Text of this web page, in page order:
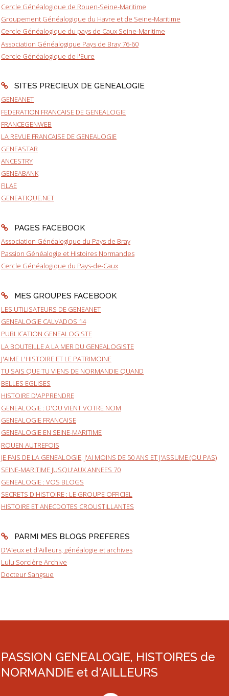
Cercle Généalogique de Rouen-Seine-Maritime
Groupement Généalogique du Havre et de Seine-Maritime
Cercle Généalogique du pays de Caux Seine-Maritime
Association Généalogique Pays de Bray 76-60
Cercle Généalogique de l'Eure
SITES PRECIEUX DE GENEALOGIE
GENEANET
FEDERATION FRANCAISE DE GENEALOGIE
FRANCEGENWEB
LA REVUE FRANCAISE DE GENEALOGIE
GENEASTAR
ANCESTRY
GENEABANK
FILAE
GENEATIQUE.NET
PAGES FACEBOOK
Association Généalogique du Pays de Bray
Passion Généalogie et Histoires Normandes
Cercle Généalogique du Pays-de-Caux
MES GROUPES FACEBOOK
LES UTILISATEURS DE GENEANET
GENEALOGIE CALVADOS 14
PUBLICATION GENEALOGISTE
LA BOUTEILLE A LA MER DU GENEALOGISTE
J'AIME L'HISTOIRE ET LE PATRIMOINE
TU SAIS QUE TU VIENS DE NORMANDIE QUAND
BELLES EGLISES
HISTOIRE D'APPRENDRE
GENEALOGIE : D'OU VIENT VOTRE NOM
GENEALOGIE FRANCAISE
GENEALOGIE EN SEINE-MARITIME
ROUEN AUTREFOIS
JE FAIS DE LA GENEALOGIE, J'AI MOINS DE 50 ANS ET J'ASSUME (OU PAS)
SEINE-MARITIME JUSQU'AUX ANNEES 70
GENEALOGIE : VOS BLOGS
SECRETS D'HISTOIRE : LE GROUPE OFFICIEL
HISTOIRE ET ANECDOTES CROUSTILLANTES
PARMI MES BLOGS PREFERES
D'Aïeux et d'Ailleurs, généalogie et archives
Lulu Sorcière Archive
Docteur Sangsue
PASSION GENEALOGIE, HISTOIRES de
NORMANDIE et d'AILLEURS